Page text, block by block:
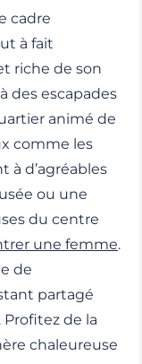
cadre
à fait
riche de son
des escapades
animé de
comme les
à d’agréables
ou une
du centre
une femme.
de
partagé
de la
chaleureuse